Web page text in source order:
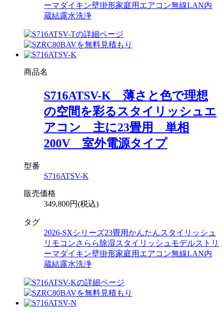
ーマダイキン壁掛形家庭用エアコン無線LAN内
蔵結露水洗浄
商品名
S716ATSV-K 薄さと色で理想
の空間を彩るスタイリッシュエ
アコン 主に23畳用 単相
200V 室外電源タイプ
型番
S716ATSV-K
販売価格
349,800円(税込)
タグ
2026-SXシリーズ23畳用かんたんスタイリッシュ
リモコンさらら除湿スタイリッシュモデルストリ
ーマダイキン壁掛形家庭用エアコン無線LAN内
蔵結露水洗浄